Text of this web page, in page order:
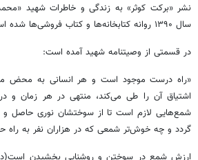
نشر «برکت کوثر» به زندگی و خاطرات شهید
سال ۱۳۹۰ روانه کتابخانه‌ها و کتاب فروشی‌ها شده است.
در قسمتی از وصیتنامه شهید آمده است:
«راه درست موجود است و هر انسانی به محض
اشتیاق آن را طی می‌کند، منتهی در هر زمان و
شمع‌هایی لازم است تا از سوختشان نوری حاصل و
گردد و چه خوش‌تر شمعی که در هزاران نفر به راه
ارزش شمع در سوختن و روشنایی بخشیدن است(در